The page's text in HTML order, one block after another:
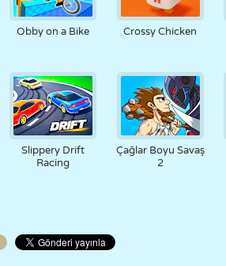
Obby on a Bike Crossy Chicken
Slippery Drift
Racing
Çağlar Boyu Savaş
2